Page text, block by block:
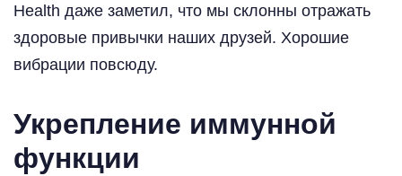
Health даже заметил, что мы склонны отражать
здоровые привычки наших друзей. Хорошие
вибрации повсюду.
Укрепление иммунной
функции